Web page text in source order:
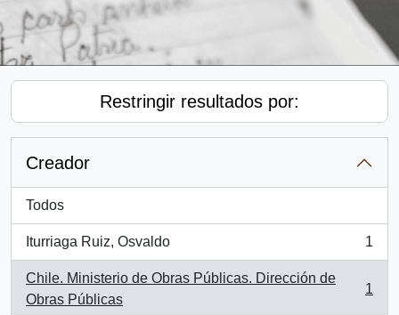
Restringir resultados por:
Creador
Todos
Iturriaga Ruiz, Osvaldo
, 1 resultados
1
Chile. Ministerio de Obras Públicas. Dirección de
Obras Públicas
, 1 resultados
1